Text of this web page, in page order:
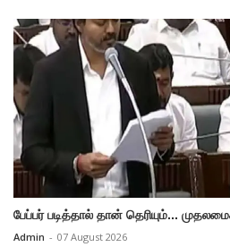
பேப்பர் படித்தால் தான் தெரியும்...
Admin - 07 August 2026